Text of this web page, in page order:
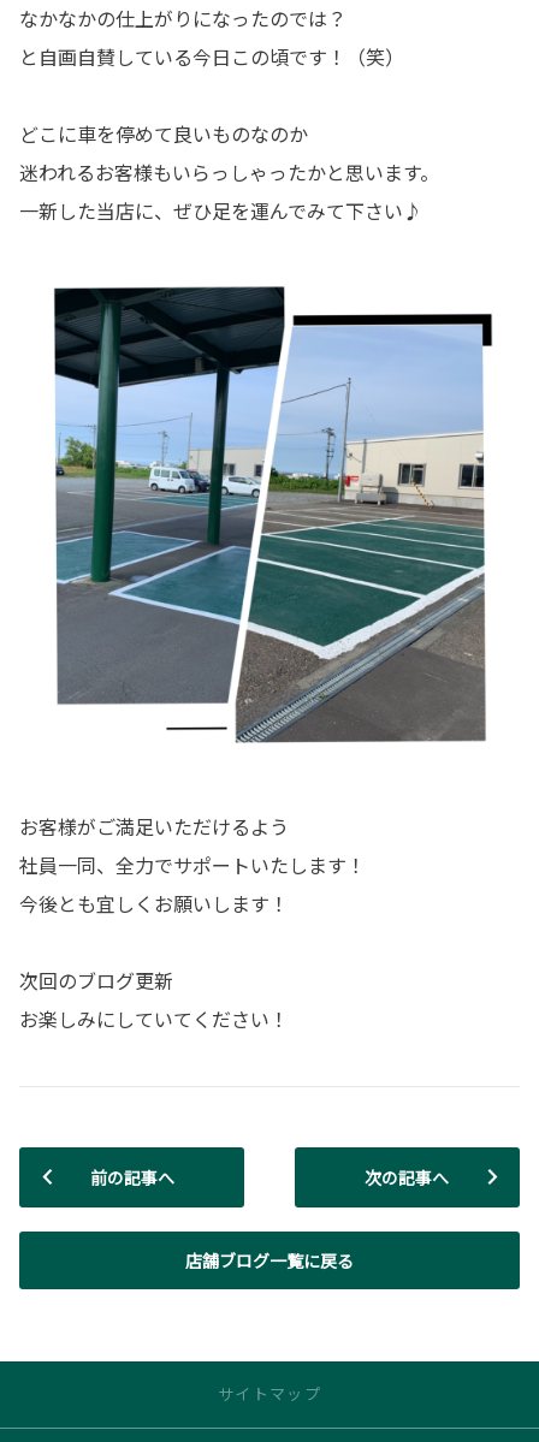
なかなかの仕上がりになったのでは？
と自画自賛している今日この頃です！（笑）
どこに車を停めて良いものなのか
迷われるお客様もいらっしゃったかと思います。
一新した当店に、ぜひ足を運んでみて下さい♪
お客様がご満足いただけるよう
社員一同、全力でサポートいたします！
今後とも宜しくお願いします！
次回のブログ更新
お楽しみにしていてください！
前の記事へ
店舗ブログ一覧に戻る
次の記事へ
サイトマップ